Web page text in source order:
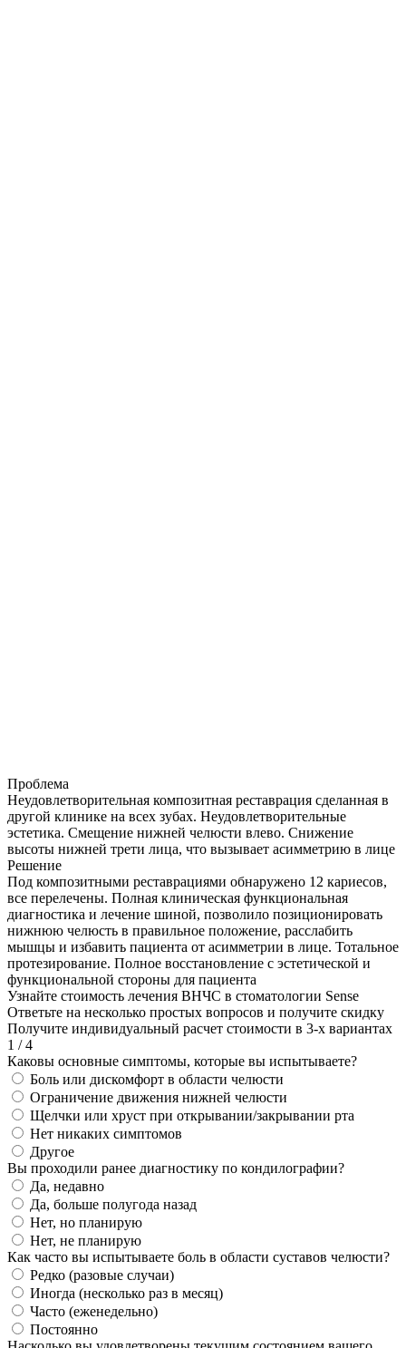
Проблема
Неудовлетворительная композитная реставрация сделанная в
другой клинике на всех зубах. Неудовлетворительные
эстетика. Смещение нижней челюсти влево. Снижение
высоты нижней трети лица, что вызывает асимметрию в лице
Решение
Под композитными реставрациями обнаружено 12 кариесов,
все перелечены. Полная клиническая функциональная
диагностика и лечение шиной, позволило позиционировать
нижнюю челюсть в правильное положение, расслабить
мышцы и избавить пациента от асимметрии в лице. Тотальное
протезирование. Полное восстановление с эстетической и
функциональной стороны для пациента
Узнайте стоимость лечения ВНЧС в стоматологии Sense
Ответьте на несколько простых вопросов и получите скидку
Получите индивидуальный расчет стоимости в 3-х вариантах
1 / 4
Каковы основные симптомы, которые вы испытываете?
Боль или дискомфорт в области челюсти
Ограничение движения нижней челюсти
Щелчки или хруст при открывании/закрывании рта
Нет никаких симптомов
Другое
Вы проходили ранее диагностику по кондилографии?
Да, недавно
Да, больше полугода назад
Нет, но планирую
Нет, не планирую
Как часто вы испытываете боль в области суставов челюсти?
Редко (разовые случаи)
Иногда (несколько раз в месяц)
Часто (еженедельно)
Постоянно